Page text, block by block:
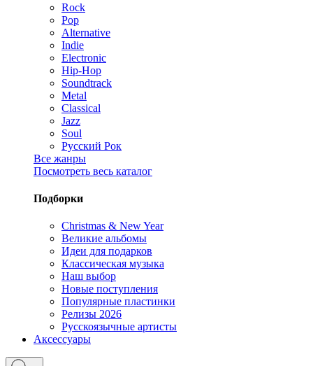
Rock
Pop
Alternative
Indie
Electronic
Hip-Hop
Soundtrack
Metal
Classical
Jazz
Soul
Русский Рок
Все жанры
Посмотреть весь каталог
Подборки
Christmas & New Year
Великие альбомы
Идеи для подарков
Классическая музыка
Наш выбор
Новые поступления
Популярные пластинки
Релизы 2026
Русскоязычные артисты
Аксессуары